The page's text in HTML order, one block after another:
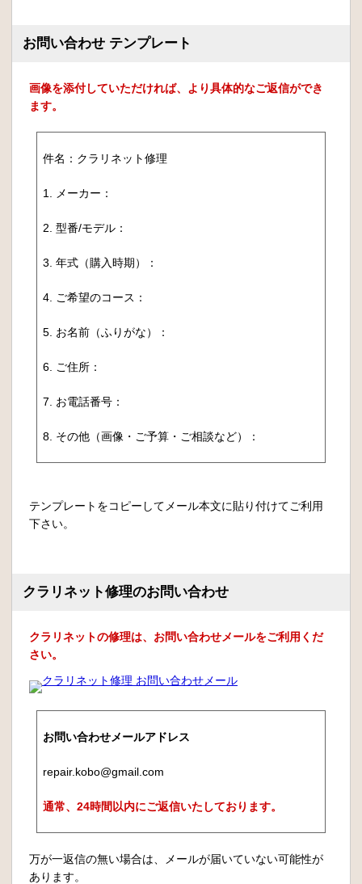
お問い合わせ テンプレート
画像を添付していただければ、より具体的なご返信ができ
ます。
件名：クラリネット修理
1. メーカー：
2. 型番/モデル：
3. 年式（購入時期）：
4. ご希望のコース：
5. お名前（ふりがな）：
6. ご住所：
7. お電話番号：
8. その他（画像・ご予算・ご相談など）：
テンプレートをコピーしてメール本文に貼り付けてご利用
下さい。
クラリネット修理のお問い合わせ
クラリネットの修理は、お問い合わせメールをご利用くだ
さい。
お問い合わせメールアドレス
repair.kobo@gmail.com
通常、24時間以内にご返信いたしております。
万が一返信の無い場合は、メールが届いていない可能性が
あります。